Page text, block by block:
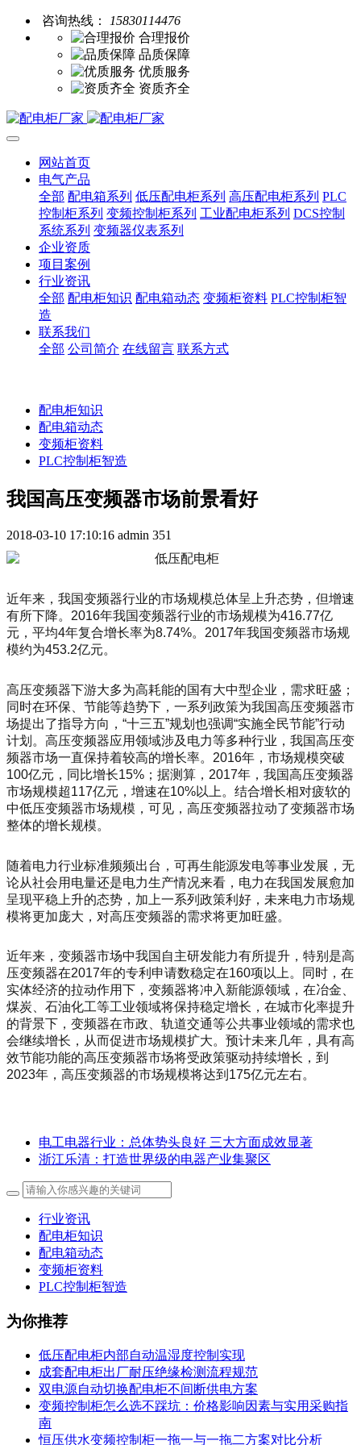
咨询热线：
15830114476
合理报价
品质保障
优质服务
资质齐全
网站首页
电气产品
全部 配电箱系列 低压配电柜系列 高压配电柜系列 PLC
控制柜系列 变频控制柜系列 工业配电柜系列 DCS控制
系统系列 变频器仪表系列
企业资质
项目案例
行业资讯
全部 配电柜知识 配电箱动态 变频柜资料 PLC控制柜智
造
联系我们
全部 公司简介 在线留言 联系方式
配电柜知识
配电箱动态
变频柜资料
PLC控制柜智造
我国高压变频器市场前景看好
2018-03-10 17:10:16 admin 351
近年来，我国变频器行业的市场规模总体呈上升态势，但增速
有所下降。2016年我国变频器行业的市场规模为416.77亿
元，平均4年复合增长率为8.74%。2017年我国变频器市场规
模约为453.2亿元。
高压变频器下游大多为高耗能的国有大中型企业，需求旺盛；
同时在环保、节能等趋势下，一系列政策为我国高压变频器市
场提出了指导方向，“十三五”规划也强调“实施全民节能”行动
计划。高压变频器应用领域涉及电力等多种行业，我国高压变
频器市场一直保持着较高的增长率。2016年，市场规模突破
100亿元，同比增长15%；据测算，2017年，我国高压变频器
市场规模超117亿元，增速在10%以上。结合增长相对疲软的
中低压变频器市场规模，可见，高压变频器拉动了变频器市场
整体的增长规模。
随着电力行业标准频频出台，可再生能源发电等事业发展，无
论从社会用电量还是电力生产情况来看，电力在我国发展愈加
呈现平稳上升的态势，加上一系列政策利好，未来电力市场规
模将更加庞大，对高压变频器的需求将更加旺盛。
近年来，变频器市场中我国自主研发能力有所提升，特别是高
压变频器在2017年的专利申请数稳定在160项以上。同时，在
实体经济的拉动作用下，变频器将冲入新能源领域，在冶金、
煤炭、石油化工等工业领域将保持稳定增长，在城市化率提升
的背景下，变频器在市政、轨道交通等公共事业领域的需求也
会继续增长，从而促进市场规模扩大。预计未来几年，具有高
效节能功能的高压变频器市场将受政策驱动持续增长，到
2023年，高压变频器的市场规模将达到175亿元左右。
电工电器行业：总体势头良好 三大方面成效显著
浙江乐清：打造世界级的电器产业集聚区
行业资讯
配电柜知识
配电箱动态
变频柜资料
PLC控制柜智造
为你推荐
低压配电柜内部自动温湿度控制实现
成套配电柜出厂耐压绝缘检测流程规范
双电源自动切换配电柜不间断供电方案
变频控制柜怎么选不踩坑：价格影响因素与实用采购指
南
恒压供水变频控制柜一拖一与一拖二方案对比分析